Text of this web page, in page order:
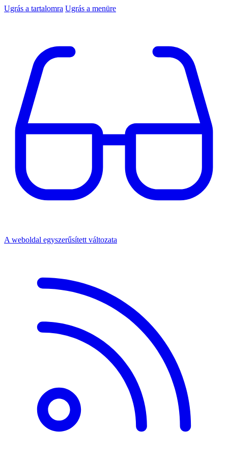
Ugrás a tartalomra Ugrás a menüre
A weboldal egyszerűsített változata